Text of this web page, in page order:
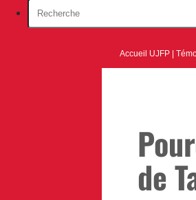
Accueil UJFP |
de